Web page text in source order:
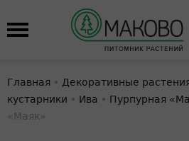
Главная • Декоративные
кустарники • Ива • Пурпурная
«Маяк»